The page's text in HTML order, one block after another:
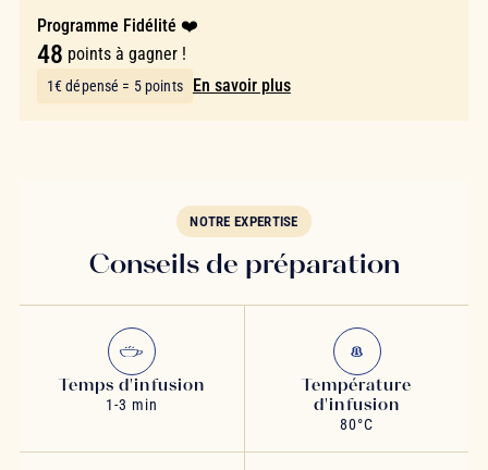
Programme Fidélité ❤️
48 points à gagner !
1€ dépensé = 5 points En savoir plus
NOTRE EXPERTISE
Conseils de préparation
Temps d'infusion
1-3 min
Température
d'infusion
80°C